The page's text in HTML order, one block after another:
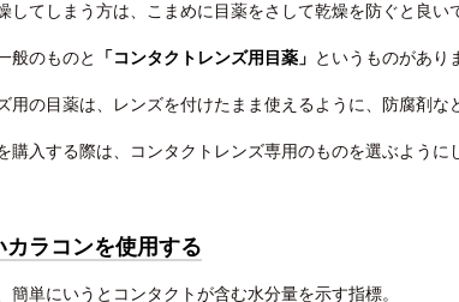
してしまう方は、こまめに目薬をさして乾燥を防ぐと良い
般のものと 「コンタクトレンズ用目薬」 というものがあり
用の目薬は、レンズを付けたまま使えるように、防腐剤な
購入する際は、コンタクトレンズ専用のものを選ぶように
ラコンを使用する
簡単にいうとコンタクトが含む水分量を示す指標。